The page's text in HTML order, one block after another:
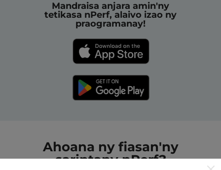
Mandraisa anjara amin'ny
tetikasa nPerf, alaivo izao ny
praogramanay!
Ahoana ny fiasan'ny
sarintany nPerf?